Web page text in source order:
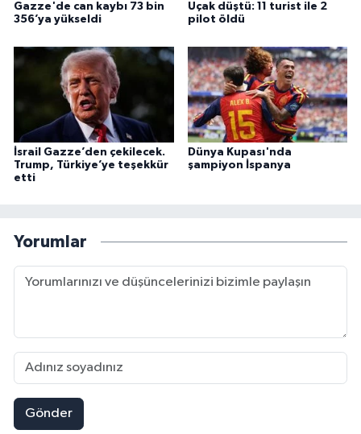
Gazze'de can kaybı 73 bin
356’ya yükseldi
Uçak düştü: 11 turist ile 2
pilot öldü
İsrail Gazze’den çekilecek.
Trump, Türkiye’ye teşekkür
etti
Dünya Kupası'nda
şampiyon İspanya
Yorumlar
Gönder